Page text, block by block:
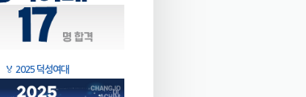
🏅 2025 덕성여대